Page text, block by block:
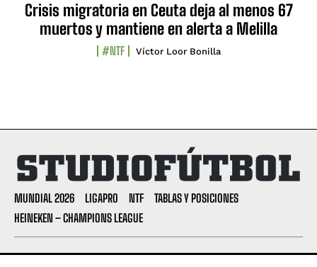
Crisis migratoria en Ceuta deja al menos 67
muertos y mantiene en alerta a Melilla
#NTF Víctor Loor Bonilla
MUNDIAL 2026 LIGAPRO NTF
TABLAS Y POSICIONES
HEINEKEN – CHAMPIONS LEAGUE